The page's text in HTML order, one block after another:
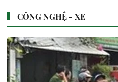
CÔNG NGHỆ - XE